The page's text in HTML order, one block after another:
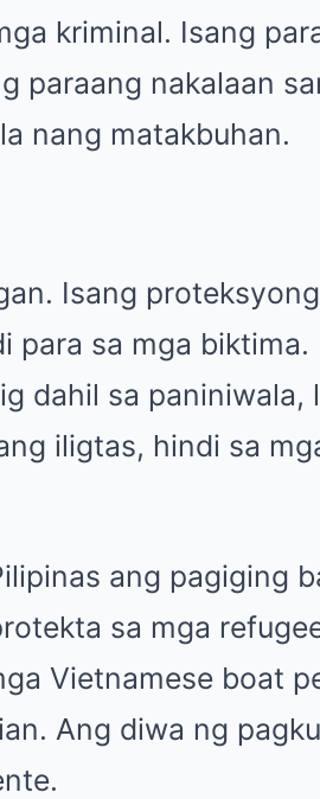
kriminal. Isang
paraang nakalaan
nang matakbuhan.
Isang
para sa mga biktima.
dahil sa paniniwala,
iligtas, hindi sa
ang pagiging
sa mga
Vietnamese boat
Ang diwa ng